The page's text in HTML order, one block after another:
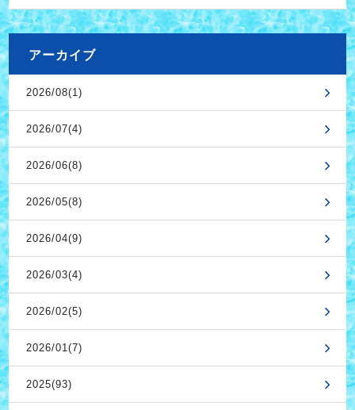
アーカイブ
2026/08(1)
2026/07(4)
2026/06(8)
2026/05(8)
2026/04(9)
2026/03(4)
2026/02(5)
2026/01(7)
2025(93)